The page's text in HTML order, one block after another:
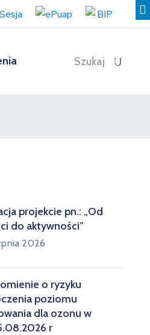
Szukaj
projekcie pn.: „Od
do aktywności”
2026
o ryzyku
poziomu
dla ozonu w
r